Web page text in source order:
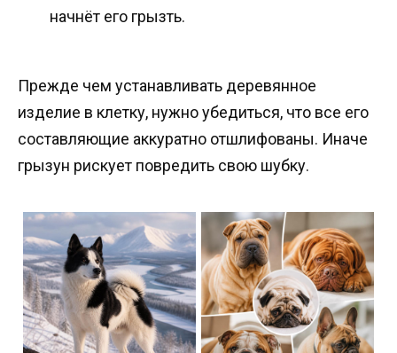
начнёт его грызть.
Прежде чем устанавливать деревянное
изделие в клетку, нужно убедиться, что все его
составляющие аккуратно отшлифованы. Иначе
грызун рискует повредить свою шубку.